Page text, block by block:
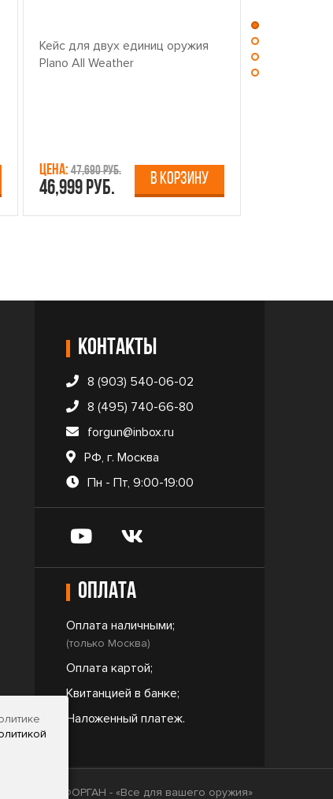
Кейс для двух единиц оружия
Plano All Weather
Цена:47,690 руб.
46,999 руб. В КОРЗИНУ
Контакты
8 (903) 540-06-02
8 (495) 740-66-80
forgun@inbox.ru
РФ, г. Москва
Пн - Пт, 9:00-19:00
Оплата
Оплата наличными;
(только Москва)
Оплата картой;
Квитанцией в банке;
Наложенный платеж.
- 2026 © ФОРГАН - «Все для вашего оружия»